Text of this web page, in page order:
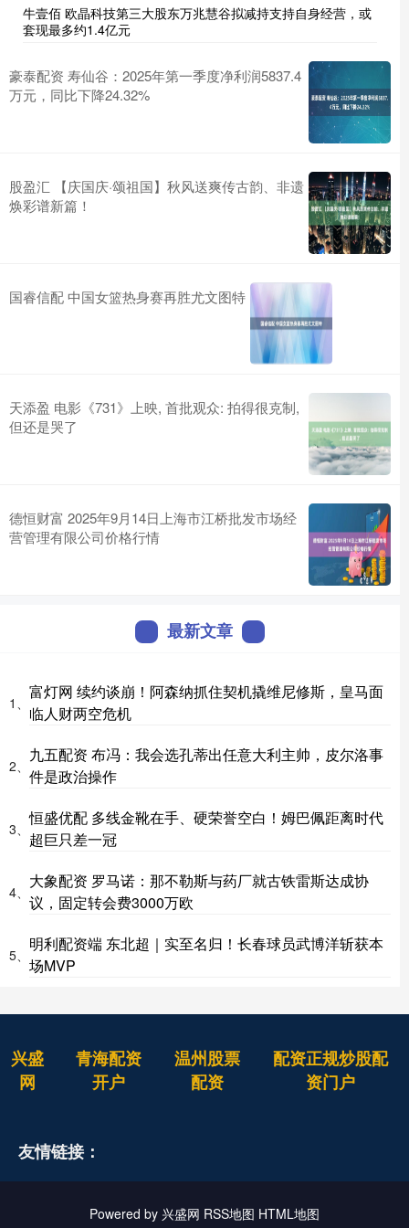
牛壹佰 欧晶科技第三大股东万兆慧谷拟减持支持自身经营，或
套现最多约1.4亿元
豪泰配资 寿仙谷：2025年第一季度净利润5837.4
万元，同比下降24.32%
股盈汇 【庆国庆·颂祖国】秋风送爽传古韵、非遗
焕彩谱新篇！
国睿信配 中国女篮热身赛再胜尤文图特
天添盈 电影《731》上映, 首批观众: 拍得很克制,
但还是哭了
德恒财富 2025年9月14日上海市江桥批发市场经
营管理有限公司价格行情
最新文章
1、
富灯网 续约谈崩！阿森纳抓住契机撬维尼修斯，皇马面
临人财两空危机
2、
九五配资 布冯：我会选孔蒂出任意大利主帅，皮尔洛事
件是政治操作
3、
恒盛优配 多线金靴在手、硬荣誉空白！姆巴佩距离时代
超巨只差一冠
4、
大象配资 罗马诺：那不勒斯与药厂就古铁雷斯达成协
议，固定转会费3000万欧
5、
明利配资端 东北超｜实至名归！长春球员武博洋斩获本
场MVP
兴盛
网
青海配资
开户
温州股票
配资
配资正规炒股配
资门户
友情链接：
Powered by 兴盛网 RSS地图 HTML地图